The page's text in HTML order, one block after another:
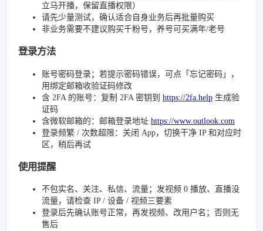
立马开播，保留直播权限）
请先少量测试，确认适合自身业务后再批量购买
非业务需要不建议购买千粉号，养号可买满年/老号
登录方法
账号密码登录；若提示密码错误，可点「忘记密码」，
用绑定邮箱收验证码修改
含 2FA 的账号：复制 2FA 密钥到 https://2fa.help 生成验
证码
含微软邮箱的：邮箱登录地址 https://www.outlook.com
登录频繁 / 次数超限：关闭 App，切换干净 IP 和对应时
区，稍后再试
使用提醒
不包实名、关注、私信、流量；发视频 0 播放、直播没
流量，请检查 IP / 设备 / 视频三要素
登录后先确认账号正常，再发视频、改用户名；否则无
售后